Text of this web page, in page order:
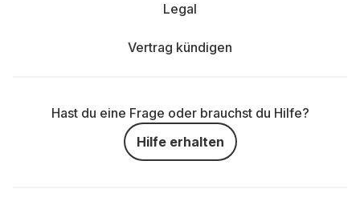
Legal
Vertrag kündigen
Hast du eine Frage oder brauchst du Hilfe?
Hilfe erhalten